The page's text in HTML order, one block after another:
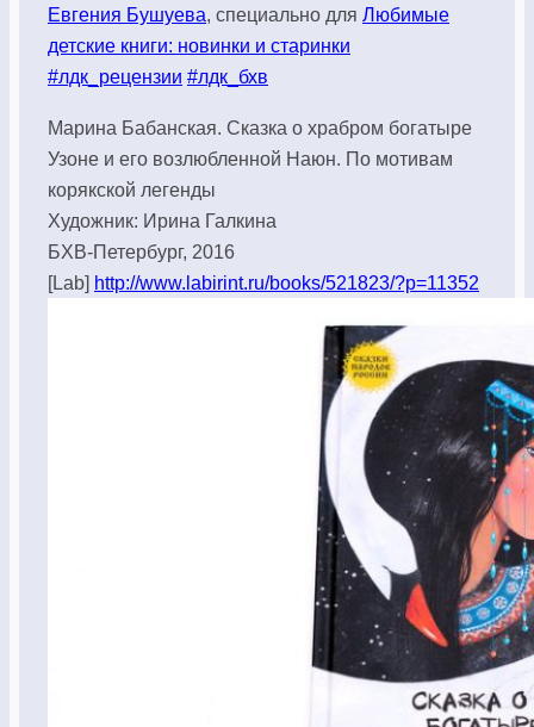
Евгения Бушуева, специально для Любимые
детские книги: новинки и старинки
#лдк_рецензии #лдк_бхв
Марина Бабанская. Сказка о храбром богатыре
Узоне и его возлюбленной Наюн. По мотивам
корякской легенды
Художник: Ирина Галкина
БХВ-Петербург, 2016
[Lab] http://www.labirint.ru/books/521823/?p=11352